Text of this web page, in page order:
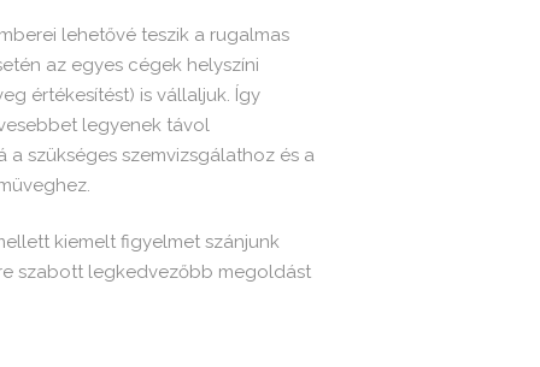
lehetővé teszik a rugalmas
az egyes cégek helyszíni
értékesítést) is vállaljuk. Így
legyenek távol
szükséges szemvizsgálathoz és a
kiemelt figyelmet szánjunk
szabott legkedvezőbb megoldást